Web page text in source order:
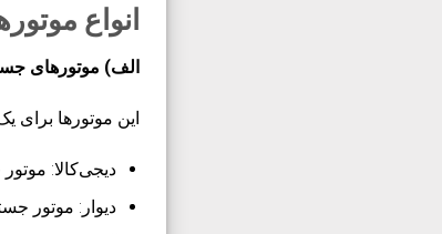
انواع
الف) موتورهای
این موتورها
دیجی‌کالا:
دیوار : موتور